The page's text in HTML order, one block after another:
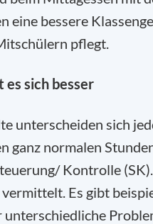
eine bessere
pflegt.
es sich besser
unterscheiden sich
ganz normalen
Kontrolle
Es gibt